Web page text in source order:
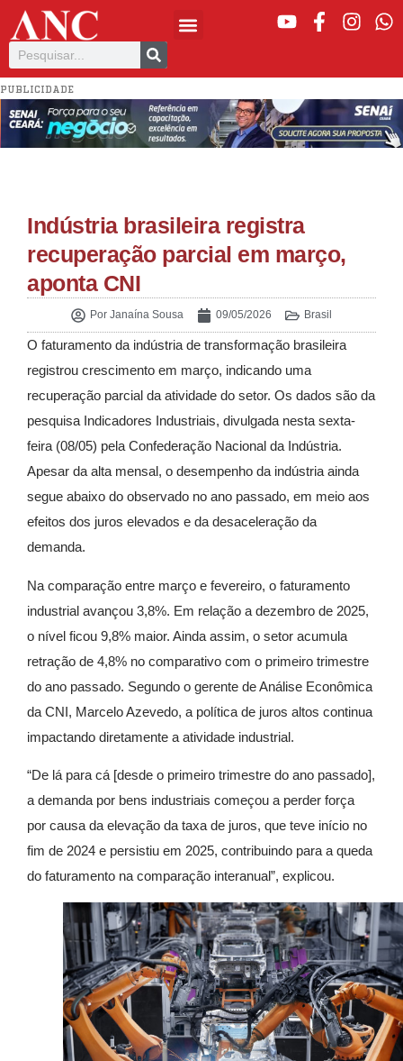
PUBLICIDADE
Indústria brasileira registra
recuperação parcial em março,
aponta CNI
Por Janaína Sousa 09/05/2026 Brasil
O faturamento da indústria de transformação brasileira
registrou crescimento em março, indicando uma
recuperação parcial da atividade do setor. Os dados são da
pesquisa Indicadores Industriais, divulgada nesta sexta-
feira (08/05) pela Confederação Nacional da Indústria.
Apesar da alta mensal, o desempenho da indústria ainda
segue abaixo do observado no ano passado, em meio aos
efeitos dos juros elevados e da desaceleração da
demanda.
Na comparação entre março e fevereiro, o faturamento
industrial avançou 3,8%. Em relação a dezembro de 2025,
o nível ficou 9,8% maior. Ainda assim, o setor acumula
retração de 4,8% no comparativo com o primeiro trimestre
do ano passado. Segundo o gerente de Análise Econômica
da CNI, Marcelo Azevedo, a política de juros altos continua
impactando diretamente a atividade industrial.
“De lá para cá [desde o primeiro trimestre do ano passado],
a demanda por bens industriais começou a perder força
por causa da elevação da taxa de juros, que teve início no
fim de 2024 e persistiu em 2025, contribuindo para a queda
do faturamento na comparação interanual”, explicou.